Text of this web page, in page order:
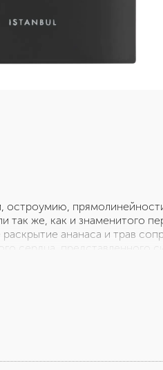
остроумию,
так же, как и знаменитого
ананаса и трав
сердца, представленного
игривого персонажа